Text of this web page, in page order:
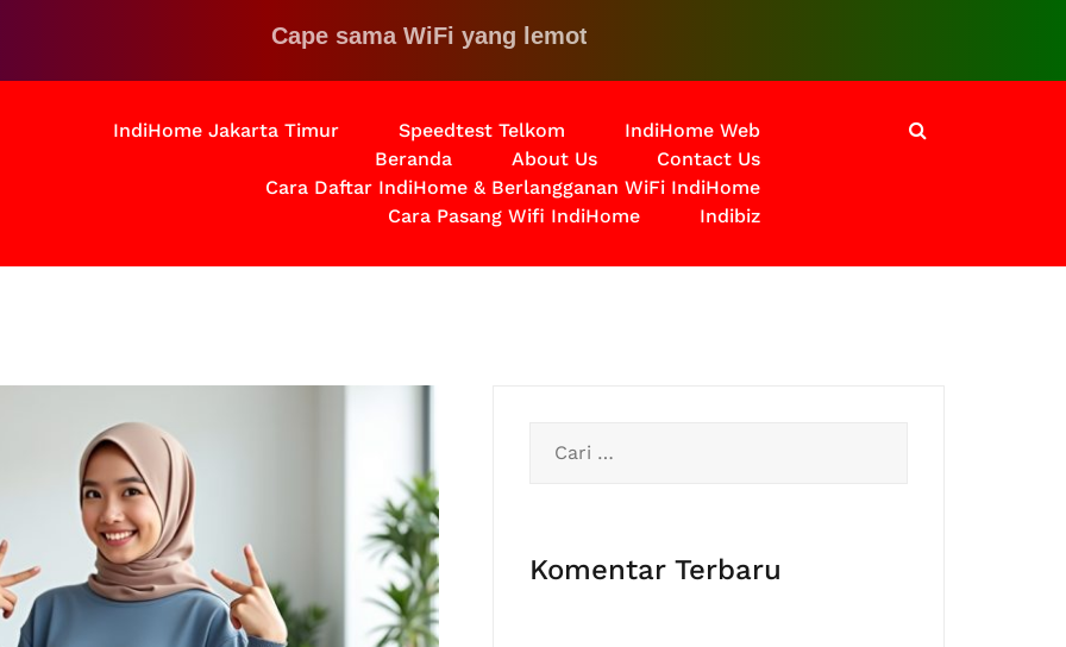
Cape sama WiFi yang lemot? Klik disini untuk solusinya
IndiHome Jakarta Timur Speedtest Telkom
IndiHome Web
Beranda
About Us
Contact Us
Cara Daftar IndiHome & Berlangganan WiFi IndiHome
Cara Pasang Wifi IndiHome
Indibiz
untuk:
Komentar Terbaru